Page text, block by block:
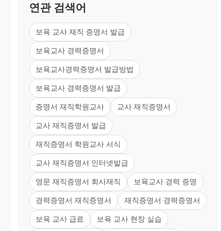
연관 검색어
보육 교사 재직 증명서 발급
보육교사 경력증명서
보육교사경력증명서 발급방법
보육교사 경력증명서 발급
증명서 재직학원교사 교사 재직증명서
교사 재직증명서 발급
재직증명서 학원교사 서식
교사 재직증명서 인터넷발급
영문 재직증명서 회사재직 보육교사 경력 증명
경력증명서 재직증명서 재직증명서 경력증명서
보육 교사 급료 보육 교사 현장 실습